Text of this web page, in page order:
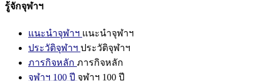
รู้จักจุฬาฯ
แนะนำจุฬาฯ แนะนำจุฬาฯ
ประวัติจุฬาฯ ประวัติจุฬาฯ
ภารกิจหลัก ภารกิจหลัก
จุฬาฯ 100 ปี จุฬาฯ 100 ปี